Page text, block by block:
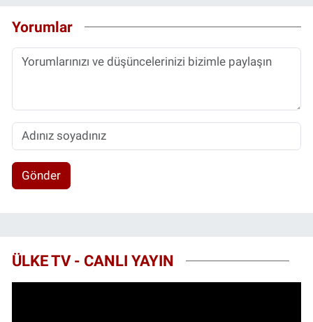
Yorumlar
Gönder
ÜLKE TV - CANLI YAYIN